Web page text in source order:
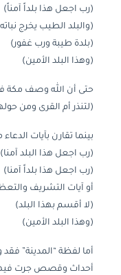
(رب اجعل هذا بلداً آمناً)
(والبلد الطيب يخرج
(بلدة طيبة ورب غفور)
(وهذا البلد الأمين)
حتى أن الله وصف مكة
(لتنذر أم القرى ومن
بينما تقارن بآيات
(رب اجعل هذا البلد آمنا)
(رب اجعل هذا بلداً آمنا)
أو آيات التشريف
(لا أقسم بهذا البلد)
(وهذا البلد الأمين)
أما لفظة “المدينة”
أحداث وقصص جرت